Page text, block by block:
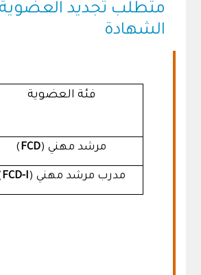
متطلب تجديد
الشهادة
فئة العضوية
مرشد مهني (FCD
)
مدرب مرشد مهني (FCD-I